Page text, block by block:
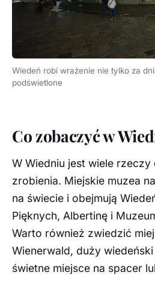
Wiedeń robi wrażenie nie tylko za
podświetlone
Co zobaczyć w
W Wiedniu jest wiele
zrobienia. Miejskie muzea
na świecie i obejmują
Pięknych, Albertinę i
Warto również zwiedzić
Wienerwald, duży
świetne miejsce na spacer